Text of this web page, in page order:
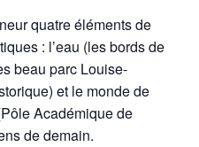
quatre éléments de
: l’eau (les bords de
beau parc Louise-
et le monde de
Académique de
de demain.